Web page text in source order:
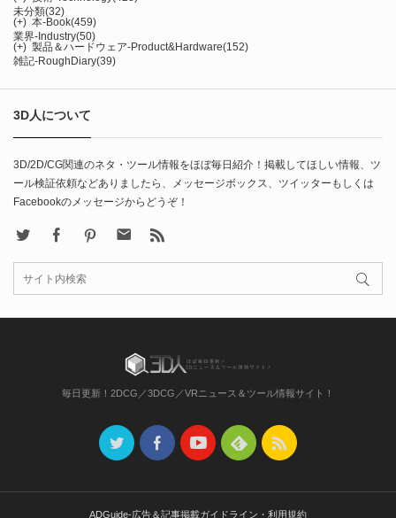
未分類(32)
(+) 本-Book(459)
業界-Industry(50)
(+) 製品＆ハードウェア-Product&Hardware(152)
雑記-RoughDiary(39)
3D人について
3D/2D/CG関連のネタ・ツール情報をほぼ毎日紹介！掲載してほしい情報、ツ
ール検証依頼などありましたら、メッセージボックス、ツイッターもしくは
Facebookのメッセージからどうぞ！
FacebookPinterest Contact
毎日更新！2DCG／3DCG／VRニュース＆ツール情報サイト！
ADGuide-広告＆記事掲載ガイドライン・利用規約